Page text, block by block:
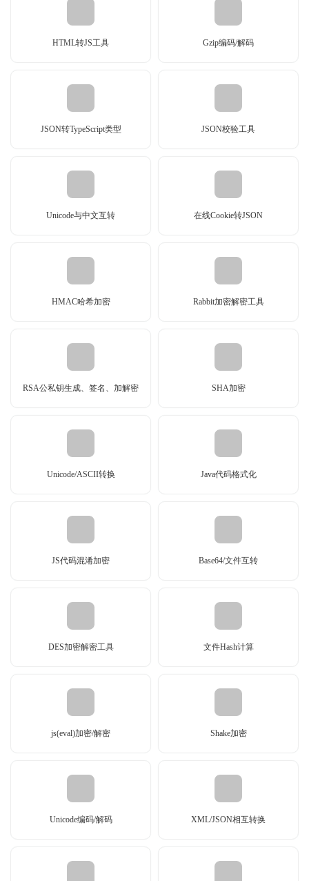
HTML转JS工具 Gzip编码/解码
JSON转TypeScript类型 JSON校验工具
Unicode与中文互转 在线Cookie转JSON
HMAC哈希加密 Rabbit加密解密工具
RSA公私钥生成、签名、加解密 SHA加密
Unicode/ASCII转换 Java代码格式化
JS代码混淆加密 Base64/文件互转
DES加密解密工具 文件Hash计算
js(eval)加密/解密 Shake加密
Unicode编码/解码 XML/JSON相互转换